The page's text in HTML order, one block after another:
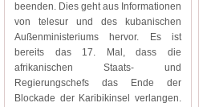
beenden. Dies geht aus Informationen
von telesur und des kubanischen
Außenministeriums hervor. Es ist
bereits das 17. Mal, dass die
afrikanischen Staats- und
Regierungschefs das Ende der
Blockade der Karibikinsel verlangen.